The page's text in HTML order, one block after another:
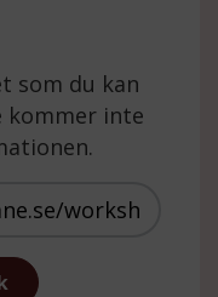
som du kan
kommer inte